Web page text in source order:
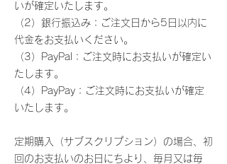
いが確定いたします。
（2）銀行振込み：ご注文日から5日以内に
代金をお支払いください。
（3）PayPal：ご注文時にお支払いが確定い
たします。
（4）PayPay：ご注文時にお支払いが確定
いたします。
定期購入（サブスクリプション）の場合、初
回のお支払いのお日にちより、毎月又は毎